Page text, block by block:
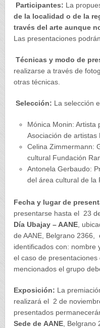
Participantes: La
de la localidad o de la
través del arte aunque
Las presentaciones
Técnicas y modo de
realizarse a través de
otras técnicas.
Selección: La selección
Mónica Monin: Artista
Asociación de artistas
Celina Zimmermann:
cultural Fundación
Antonela Gerbaudo:
del área cultural de la
Fecha y lugar de
presentarse hasta el 23
Día Ubajay – AANE ,
de AANE, Belgrano 2366,
identificados con: nombre
el caso de
mencionados el grupo
Exposición: La
realizará el 2 de
presentados
Sede de AANE ,